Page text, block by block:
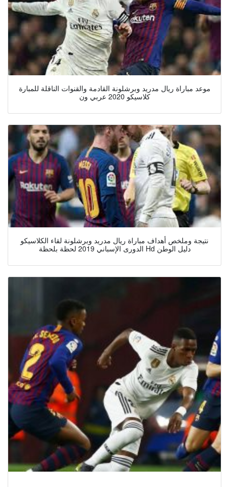
موعد مباراة ريال مدريد وبرشلونة القادمة والقنوات الناقلة للمبارة
كلاسيكو 2020 عربي ون
نتيجة وملخص أهداف مباراة ريال مدريد وبرشلونة لقاء الكلاسيكو
الدورى الإسباني 2019 لحظة بلحظة Hd دليل الوطن